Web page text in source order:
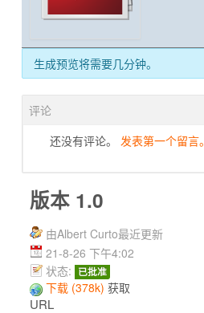
生成预览将需要几分钟。
评论
还没有评论。 发表第一个留言。
版本 1.0
由Albert Curto最近更新
21-8-26 下午4:02
状态: 已批准
下载 (378k) 获取
URL